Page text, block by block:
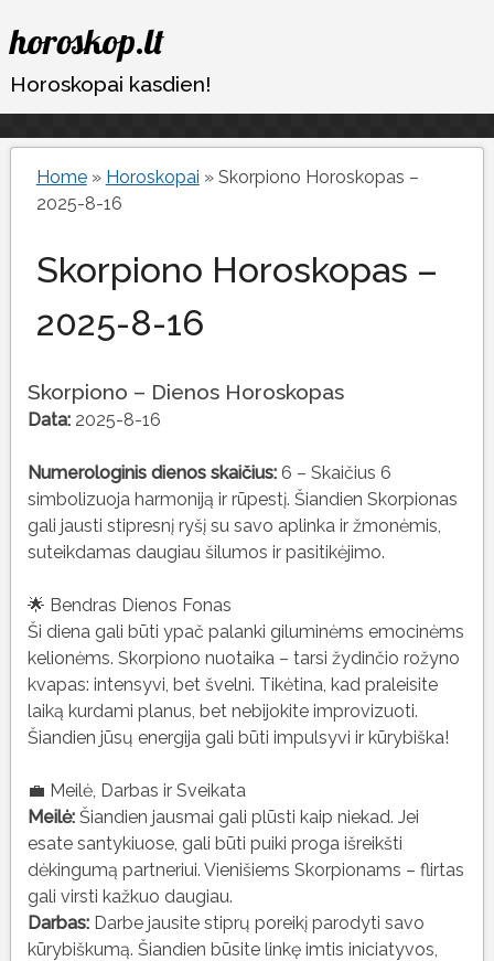
Eiti
prie
turinio
horoskop.lt
Horoskopai kasdien!
Home» Horoskopai » Skorpiono Horoskopas –
2025-8-16
Skorpiono Horoskopas –
2025-8-16
Skorpiono – Dienos Horoskopas
Data:2025-8-16
Numerologinis dienos skaičius:6 – Skaičius 6
simbolizuoja harmoniją ir rūpestį. Šiandien Skorpionas
gali jausti stipresnį ryšį su savo aplinka ir žmonėmis,
suteikdamas daugiau šilumos ir pasitikėjimo.
🌟 Bendras Dienos Fonas
Ši diena gali būti ypač palanki giluminėms emocinėms
kelionėms. Skorpiono nuotaika – tarsi žydinčio rožyno
kvapas: intensyvi, bet švelni. Tikėtina, kad praleisite
laiką kurdami planus, bet nebijokite improvizuoti.
Šiandien jūsų energija gali būti impulsyvi ir kūrybiška!
💼 Meilė, Darbas ir Sveikata
Meilė:Šiandien jausmai gali plūsti kaip niekad. Jei
esate santykiuose, gali būti puiki proga išreikšti
dėkingumą partneriui. Vienišiems Skorpionams – flirtas
gali virsti kažkuo daugiau.
Darbas:Darbe jausite stiprų poreikį parodyti savo
kūrybiškumą. Šiandien būsite linkę imtis iniciatyvos,